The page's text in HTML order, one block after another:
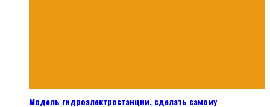
Модель гидроэлектростанции, сделать самому